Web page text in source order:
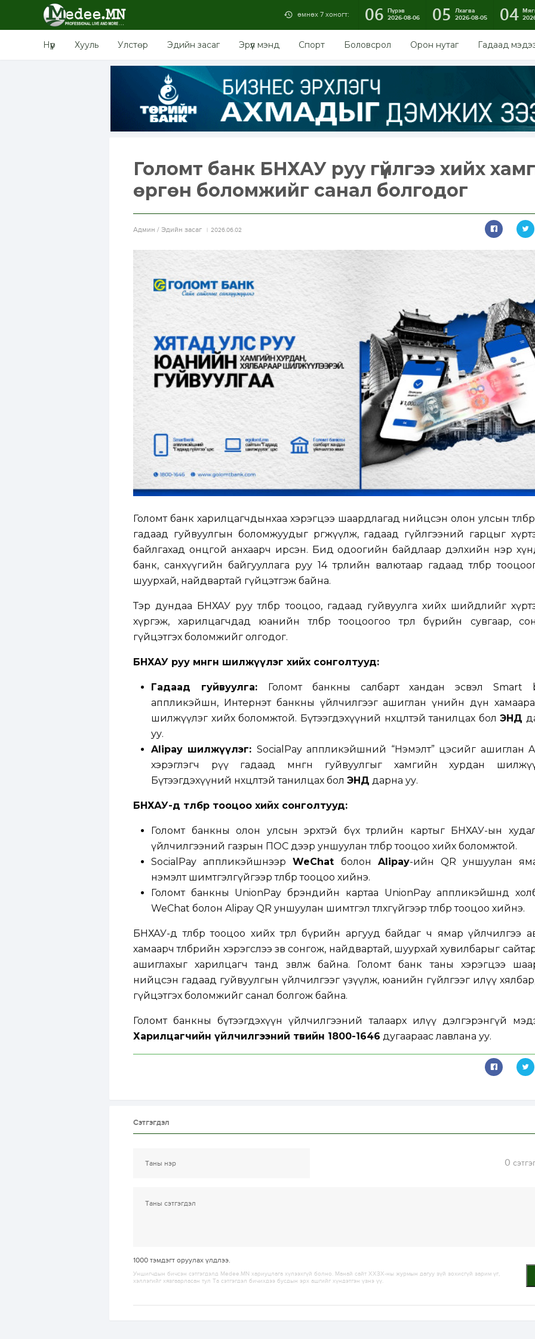
өмнөх 7 хоногт: 06 Пүрэв
2026-08-06
05
Лхагва
2026-08-05
04
Нүүр Хууль Улстөр Эдийн засаг Эрүүл мэнд Спорт Боловсрол Орон нутаг Гадаад
Голомт банк БНХАУ руу гүйлгээ хийх
өргөн боломжийг санал болгодог
Aдмин / Эдийн засаг 2026.06.02
Голомт банк харилцагчдынхаа хэрэгцээ шаардлагад нийцсэн олон улсын
гадаад гуйвуулгын боломжуудыг өргөжүүлж, гадаад гүйлгээний гарцыг
байлгахад онцгой анхаарч ирсэн. Бид одоогийн байдлаар дэлхийн нэр
банк, санхүүгийн байгууллага руу 14 төрлийн валютаар гадаад төлбөр
шуурхай, найдвартай гүйцэтгэж байна.
Тэр дундаа БНХАУ руу төлбөр тооцоо, гадаад гуйвуулга хийх шийдлийг
хүргэж, харилцагчдад юанийн төлбөр тооцоогоо төрөл бүрийн сувгаар,
гүйцэтгэх боломжийг олгодог.
БНХАУ руу мөнгөн шилжүүлэг хийх сонголтууд:
Гадаад гуйвуулга: Голомт банкны салбарт хандан эсвэл Smart
аппликэйшн, Интернэт банкны үйлчилгээг ашиглан үнийн дүн
шилжүүлэг хийх боломжтой. Бүтээгдэхүүний нөхцөлтэй танилцах болЭНД
уу.
Alipay шилжүүлэг: SocialPay аппликэйшний “Нэмэлт” цэсийг ашиглан
хэрэглэгч рүү гадаад мөнгөн гуйвуулгыг хамгийн хурдан
Бүтээгдэхүүний нөхцөлтэй танилцах бол ЭНД дарна уу.
БНХАУ-д төлбөр тооцоо хийх сонголтууд:
Голомт банкны олон улсын эрхтэй бүх төрлийн картыг БНХАУ-ын
үйлчилгээний газрын ПОС дээр уншуулан төлбөр тооцоо хийх боломжтой.
SocialPay аппликэйшнээр WeChat болон Alipay-ийн QR уншуулан
нэмэлт шимтгэлгүйгээр төлбөр тооцоо хийнэ.
Голомт банкны UnionPay брэндийн картаа UnionPay аппликэйшнд
WeChat болон Alipay QR уншуулан шимтгэл төлөхгүйгээр төлбөр тооцоо хийнэ.
БНХАУ-д төлбөр тооцоо хийх төрөл бүрийн аргууд байдаг ч ямар үйлчилгээ
хамаарч төлбөрийн хэрэгслээ зөв сонгож, найдвартай, шуурхай хувилбарыг
ашиглахыг харилцагч танд зөвлөж байна. Голомт банк таны хэрэгцээ
нийцсэн гадаад гуйвуулгын үйлчилгээг үзүүлж, юанийн гүйлгээг илүү
гүйцэтгэх боломжийг санал болгож байна.
Голомт банкны бүтээгдэхүүн үйлчилгээний талаарх илүү дэлгэрэнгүй
Харилцагчийн үйлчилгээний төвийн 1800-1646 дугаараас лавлана уу.
Сэтгэгдэл
0
1000 тэмдэгт оруулах үлдлээ.
Уншигчдын бичсэн сэтгэгдэлд Medee.MN хариуцлага хүлээхгүй болно. Манай сайт ХХЗХ-ны журмын дагуу зүй зохисгүй зарим үг,
хэллэгийг хязгаарласан тул Та сэтгэгдэл бичихдээ бусдын эрх ашгийг хүндэтгэн үзнэ үү.